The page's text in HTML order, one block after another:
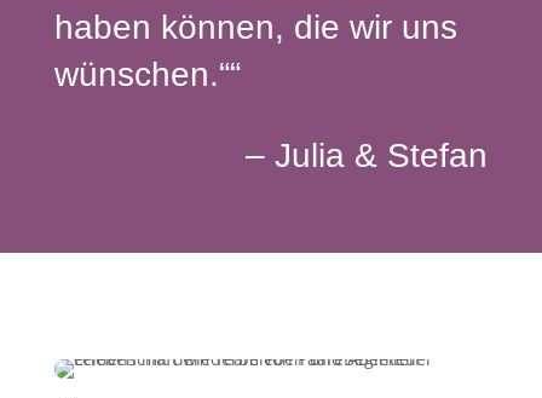
haben können, die wir uns
wünschen.““
– Julia & Stefan